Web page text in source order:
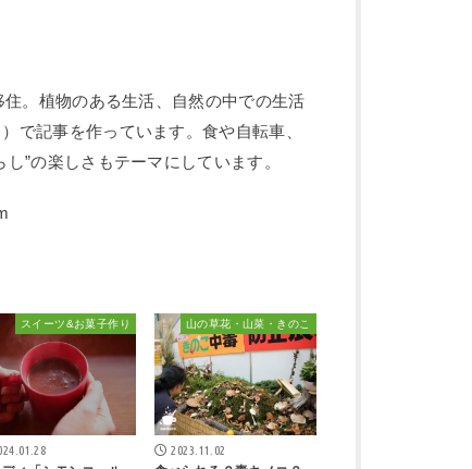
。植物のある生活、自然の中での生活
で記事を作っています。食や自転車、
”の楽しさもテーマにしています。
スイーツ&お菓子作り 山の草花・山菜・きのこ
2023.11.02